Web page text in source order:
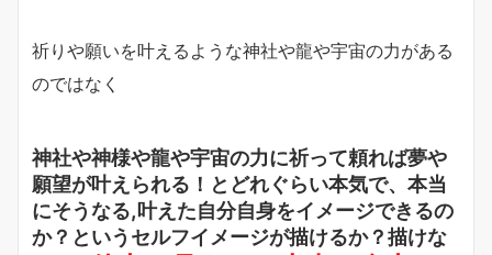
祈りや願いを叶えるような神社や龍や宇宙の力がある
のではなく
神社や神様や龍や宇宙の力に祈って頼れば夢や
願望が叶えられる！とどれぐらい本気で、本当
にそうなる,叶えた自分自身をイメージできるの
か？というセルフイメージが描けるか？描けな